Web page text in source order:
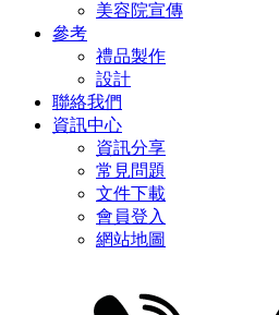
美容院宣傳
參考
禮品製作
設計
聯絡我們
資訊中心
資訊分享
常見問題
文件下載
會員登入
網站地圖